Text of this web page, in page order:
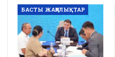
БАСТЫ ЖАҢАЛЫҚТАР